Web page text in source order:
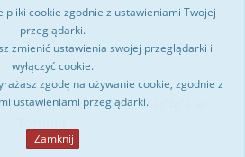
OGÓLNOKSZTAŁCĄCE w
pliki cookie zgodnie z ustawieniami Twojej
przeglądarki.
zmienić ustawienia swojej przeglądarki i
wyłączyć cookie.
zgodę na używanie cookie, zgodnie z
ustawieniami przeglądarki.
Zamknij